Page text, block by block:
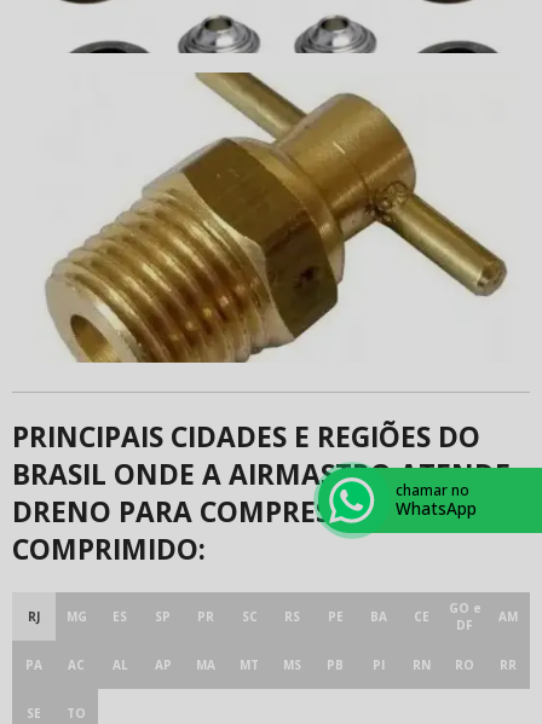
PRINCIPAIS CIDADES E REGIÕES DO
BRASIL ONDE A AIRMASTRO ATENDE
DRENO PARA COMPRESSOR DE AR
COMPRIMIDO:
RJ MG ES SP PR SC RS PE BA CE
GO e
DF
AM
PA AC AL AP MA MT MS PB PI RN RO RR
SE TO
chamar no
WhatsApp